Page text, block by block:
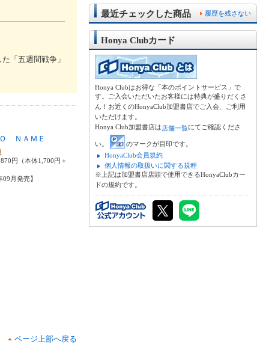
「五週間戦争」
ＮＡＭＥ
円（本体1,700円＋
09月発売】
ページ上部へ戻る
履歴を残さない
最近チェックした商品
Honya Clubカード
Honya Clubはお得な「本のポイントサービス」で
す。ご入会いただいたお客様には特典が盛りだくさ
ん！お近くのHonyaClub加盟書店でご入会、ご利用
いただけます。
Honya Club加盟書店は店舗一覧にてご確認くださ
い。
のマークが目印です。
HonyaClub会員規約
個人情報の取扱いに関する規程
※上記は加盟書店店頭で使用できるHonyaClubカー
ドの規約です。